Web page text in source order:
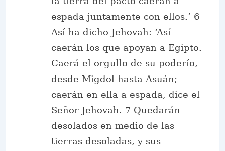
espada juntamente con ellos.’ 6
Así ha dicho Jehovah: ‘Así
caerán los que apoyan a Egipto.
Caerá el orgullo de su poderío,
desde Migdol hasta Asuán;
caerán en ella a espada, dice el
Señor Jehovah. 7 Quedarán
desolados en medio de las
tierras desoladas, y sus